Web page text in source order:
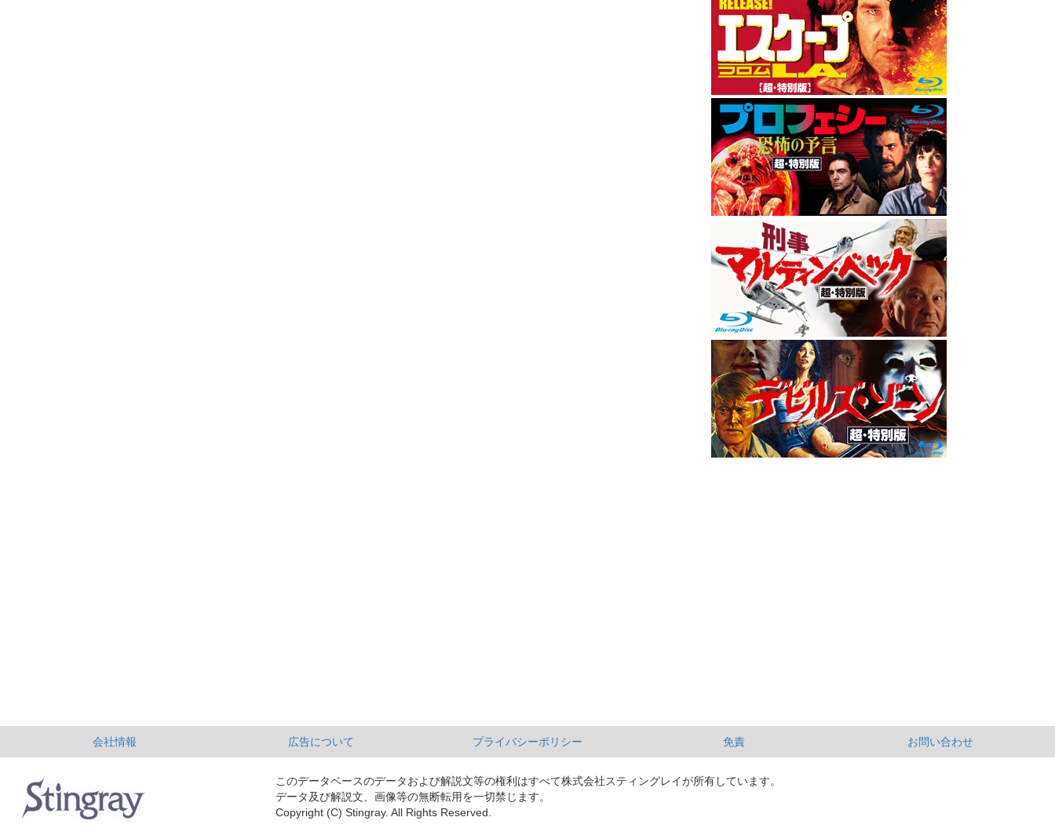
会社情報 広告について プライバシーポリシー 免責 お問い合わせ
このデータベースのデータおよび解説文等の権利はすべて株式会社スティングレイが所有しています。
データ及び解説文、画像等の無断転用を一切禁じます。
Copyright (C) Stingray. All Rights Reserved.